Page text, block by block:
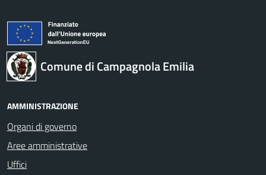
Comune di Campagnola Emilia
AMMINISTRAZIONE
Organi di governo
Aree amministrative
Uffici